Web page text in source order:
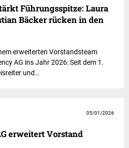
Führungsspitze: Laura
Bäcker rücken in den
erweiterten Vorstandsteam
AG ins Jahr 2026: Seit dem 1.
und…
05/01/2026
erweitert Vorstand